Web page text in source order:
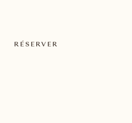
RÉSERVER